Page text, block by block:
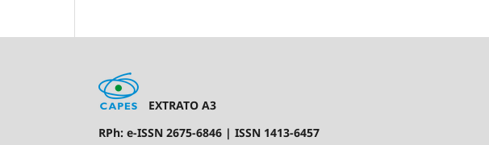
EXTRATO A3
RPh: e-ISSN 2675-6846 | ISSN 1413-6457